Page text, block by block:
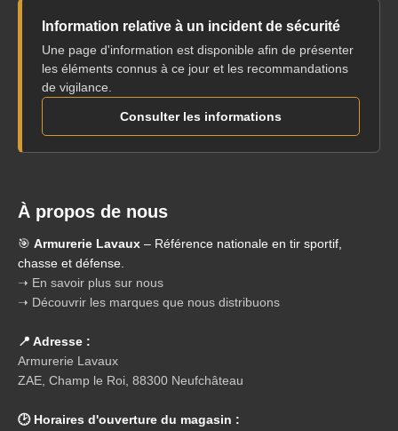
Information relative à un incident de sécurité
Une page d'information est disponible afin de présenter
les éléments connus à ce jour et les recommandations
de vigilance.
Consulter les informations
À propos de nous
🎯 Armurerie Lavaux – Référence nationale en tir sportif,
chasse et défense.
➝ En savoir plus sur nous
➝ Découvrir les marques que nous distribuons
📍 Adresse :
Armurerie Lavaux
ZAE, Champ le Roi, 88300 Neufchâteau
🕑 Horaires d'ouverture du magasin :